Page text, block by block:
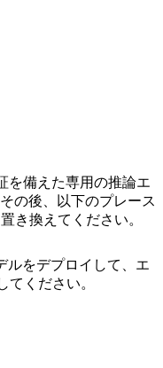
を備えた専用の推論エ
の後、以下のプレース
き換えてください。
ルをデプロイして、エ
てください。